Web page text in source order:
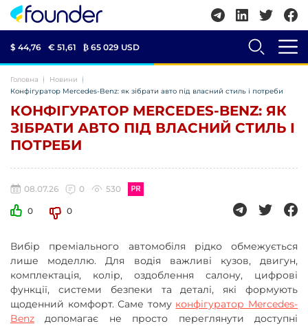
$ 44,76 € 51,61 ₿ 65 029 USD
Головна
Новини
Конфігуратор Mercedes-Benz: як зібрати авто під власний стиль і потреби
КОНФІГУРАТОР MERCEDES-BENZ: ЯК
ЗІБРАТИ АВТО ПІД ВЛАСНИЙ СТИЛЬ І
ПОТРЕБИ
08.07.26 0 530
0 0
Вибір преміального автомобіля рідко обмежується
лише моделлю. Для водія важливі кузов, двигун,
комплектація, колір, оздоблення салону, цифрові
функції, системи безпеки та деталі, які формують
щоденний комфорт. Саме тому конфігуратор Mercedes-
Benz допомагає не просто переглянути доступні